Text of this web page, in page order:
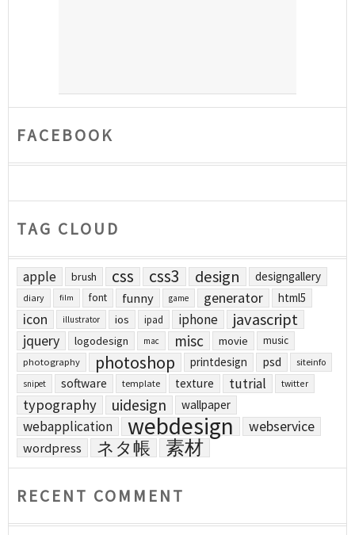
FACEBOOK
TAG CLOUD
apple brush css css3 design designgallery
diary film font funny game generator html5
icon illustrator ios ipad iphone javascript
jquery logodesign mac misc movie music
photography photoshop printdesign psd siteinfo
snipet software template texture tutrial twitter
typography uidesign wallpaper
webapplication webdesign webservice
wordpress ネタ帳 素材
RECENT COMMENT